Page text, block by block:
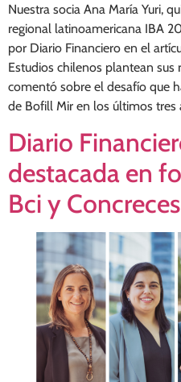
Nuestra socia Ana María Yuri,
regional latinoamericana IBA
por Diario Financiero en el
Estudios chilenos plantean sus
comentó sobre el desafío que
de Bofill Mir en los últimos tres
Diario
destacada en
Bci y Concreces